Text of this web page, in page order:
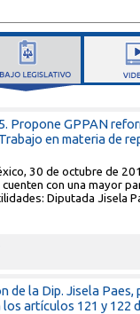
Propone GPPAN
en materia de
30 de octubre de
con una mayor
Diputada Jisela
de la Dip. Jisela
artículos 121 y 122